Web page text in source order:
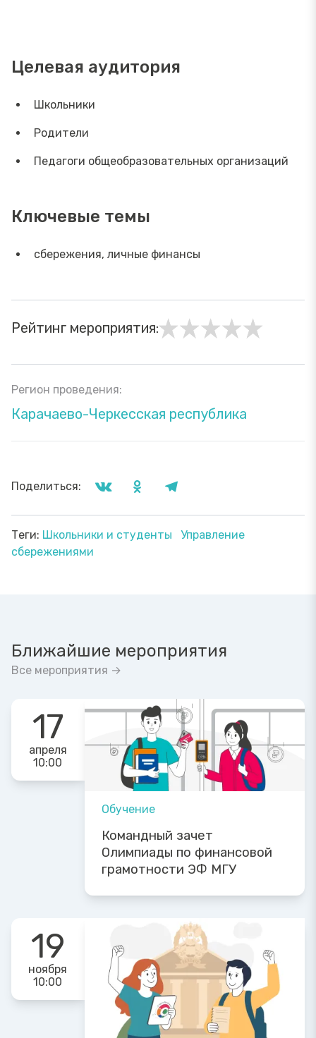
Целевая аудитория
Школьники
Родители
Педагоги общеобразовательных организаций
Ключевые темы
сбережения, личные финансы
Рейтинг мероприятия:
Регион проведения:
Карачаево-Черкесская республика
Поделиться:
Теги: Школьники и студенты
Управление
сбережениями
Ближайшие мероприятия
Все мероприятия →
17
апреля
10:00
Обучение
Командный зачет
Олимпиады по финансовой
грамотности ЭФ МГУ
19
ноября
10:00